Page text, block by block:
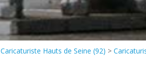
Caricaturiste Hauts de Seine (92) >